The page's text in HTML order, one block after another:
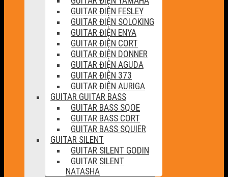
GUITAR ĐIỆN FESLEY
GUITAR ĐIỆN SOLOKING
GUITAR ĐIỆN ENYA
GUITAR ĐIỆN CORT
GUITAR ĐIỆN DONNER
GUITAR ĐIỆN AGUDA
GUITAR ĐIỆN 373
GUITAR ĐIỆN AURIGA
GUITAR GUITAR BASS
GUITAR BASS SQOE
GUITAR BASS CORT
GUITAR BASS SQUIER
GUITAR SILENT
GUITAR SILENT GODIN
GUITAR SILENT
NATASHA